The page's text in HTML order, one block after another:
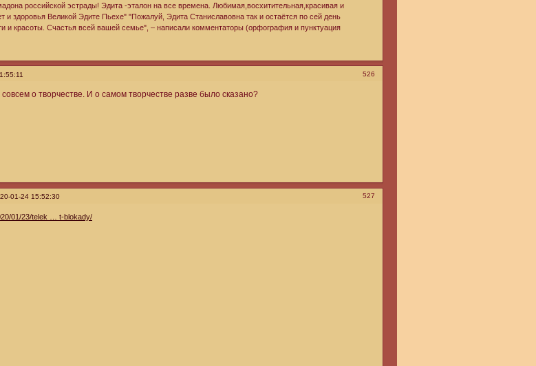
российской эстрады! Эдита -эталон на все времена. Любимая,восхитительная,красивая и
и здоровья Великой Эдите Пьехе" "Пожалуй, Эдита Станиславовна так и остаётся по сей день
и красоты. Счастья всей вашей семье", – написали комментаторы (орфография и пунктуация
526
о творчестве. И о самом творчестве разве было сказано?
527
01-24 15:52:30
01/23/telek … t-blokady/